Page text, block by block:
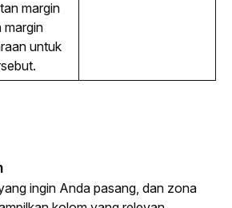
margin
margin
untuk
ingin Anda pasang, dan zona